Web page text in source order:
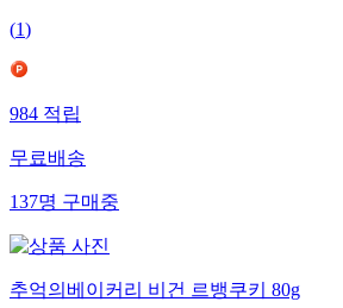
(1)
984 적립
무료배송
137명 구매중
추억의베이커리 비건 르뱅쿠키 80g